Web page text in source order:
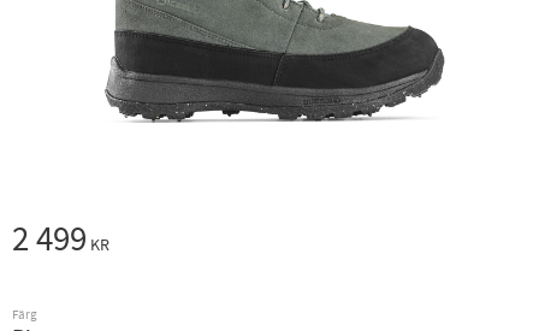
2 499 KR
Färg